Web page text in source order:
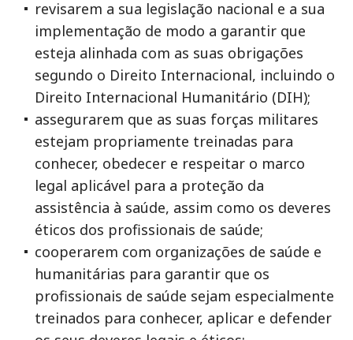
revisarem a sua legislação nacional e a sua
implementação de modo a garantir que
esteja alinhada com as suas obrigações
segundo o Direito Internacional, incluindo o
Direito Internacional Humanitário (DIH);
assegurarem que as suas forças militares
estejam propriamente treinadas para
conhecer, obedecer e respeitar o marco
legal aplicável para a proteção da
assistência à saúde, assim como os deveres
éticos dos profissionais de saúde;
cooperarem com organizações de saúde e
humanitárias para garantir que os
profissionais de saúde sejam especialmente
treinados para conhecer, aplicar e defender